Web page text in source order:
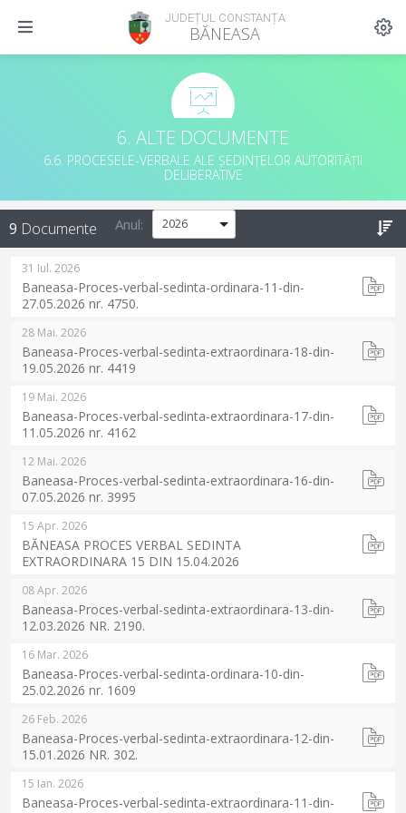
JUDEȚUL CONSTANȚA
BĂNEASA
6. ALTE DOCUMENTE
6.6. PROCESELE-VERBALE ALE ȘEDINȚELOR AUTORITĂȚII
DELIBERATIVE
9 Documente Anul:
31 Iul. 2026
Baneasa-Proces-verbal-sedinta-ordinara-11-din-
27.05.2026 nr. 4750.
28 Mai. 2026
Baneasa-Proces-verbal-sedinta-extraordinara-18-din-
19.05.2026 nr. 4419
19 Mai. 2026
Baneasa-Proces-verbal-sedinta-extraordinara-17-din-
11.05.2026 nr. 4162
12 Mai. 2026
Baneasa-Proces-verbal-sedinta-extraordinara-16-din-
07.05.2026 nr. 3995
15 Apr. 2026
BĂNEASA PROCES VERBAL SEDINTA
EXTRAORDINARA 15 DIN 15.04.2026
08 Apr. 2026
Baneasa-Proces-verbal-sedinta-extraordinara-13-din-
12.03.2026 NR. 2190.
16 Mar. 2026
Baneasa-Proces-verbal-sedinta-ordinara-10-din-
25.02.2026 nr. 1609
26 Feb. 2026
Baneasa-Proces-verbal-sedinta-extraordinara-12-din-
15.01.2026 NR. 302.
15 Ian. 2026
Baneasa-Proces-verbal-sedinta-extraordinara-11-din-